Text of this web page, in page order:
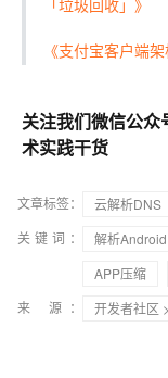
「垃圾回收」》
《支付宝客户端
关注我们微信公众
术实践干货
文章标签： 云解析DNS
关键词：
解析Android
APP压缩
来 源：
开发者社区 >